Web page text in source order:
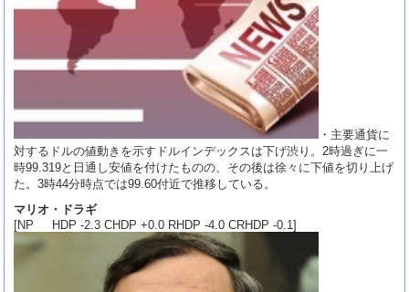
・主要通貨に
対するドルの値動きを示すドルインデックスは下げ渋り。2時過ぎに一
時99.319と日通し安値を付けたものの、その後は徐々に下値を切り上げ
た。3時44分時点では99.60付近で推移している。
マリオ・ドラギ
[NP HDP -2.3 CHDP +0.0 RHDP -4.0 CRHDP -0.1]